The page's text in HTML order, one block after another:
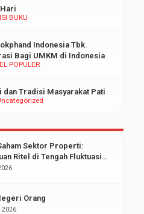
langsung melalui kanal youtube
BUKU
POPULER
Indonesia Tbk.
Bagi UMKM di Indonesia
dan Tradisi Masyarakat Pati
Sektor Properti:
Ritel di Tengah Fluktuasi
Orang
2026